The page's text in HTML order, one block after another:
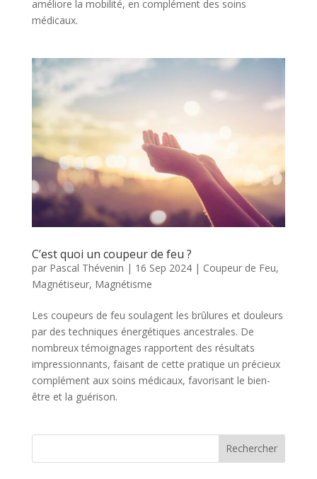
améliore la mobilité, en complément des soins
médicaux.
C’est quoi un coupeur de feu ?
par Pascal Thévenin | 16 Sep 2024| Coupeur de Feu,
Magnétiseur, Magnétisme
Les coupeurs de feu soulagent les brûlures et douleurs
par des techniques énergétiques ancestrales. De
nombreux témoignages rapportent des résultats
impressionnants, faisant de cette pratique un précieux
complément aux soins médicaux, favorisant le bien-
être et la guérison.
Rechercher